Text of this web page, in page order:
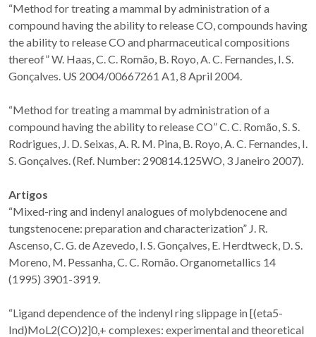
“Method for treating a mammal by administration of a
compound having the ability to release CO, compounds having
the ability to release CO and pharmaceutical compositions
thereof” W. Haas, C. C. Romão, B. Royo, A. C. Fernandes, I. S.
Gonçalves. US 2004/00667261 A1, 8 April 2004.
“Method for treating a mammal by administration of a
compound having the ability to release CO” C. C. Romão, S. S.
Rodrigues, J. D. Seixas, A. R. M. Pina, B. Royo, A. C. Fernandes, I.
S. Gonçalves. (Ref. Number: 290814.125WO, 3 Janeiro 2007).
Artigos
“Mixed-ring and indenyl analogues of molybdenocene and
tungstenocene: preparation and characterization” J. R.
Ascenso, C. G. de Azevedo, I. S. Gonçalves, E. Herdtweck, D. S.
Moreno, M. Pessanha, C. C. Romão. Organometallics 14
(1995) 3901-3919.
“Ligand dependence of the indenyl ring slippage in [(eta5-
Ind)MoL2(CO)2]0,+ complexes: experimental and theoretical